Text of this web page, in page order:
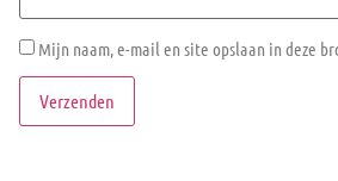
Mijn naam, e-mail en site opslaan in deze